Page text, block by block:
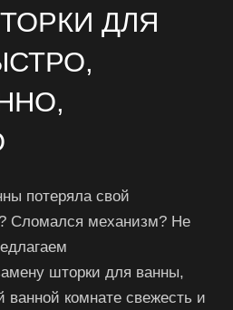
ДЛЯ
потеряла свой
Сломался механизм? Не
шторки для ванны,
ванной комнате свежесть и